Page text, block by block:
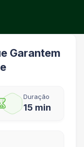
Garantem
Duração
15 min